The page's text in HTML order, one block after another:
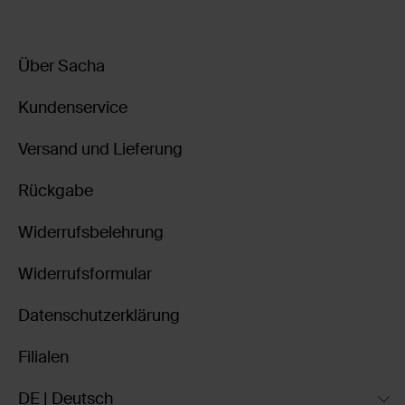
Über Sacha
Kundenservice
Versand und Lieferung
Rückgabe
Widerrufsbelehrung
Widerrufsformular
Datenschutzerklärung
Filialen
DE | Deutsch